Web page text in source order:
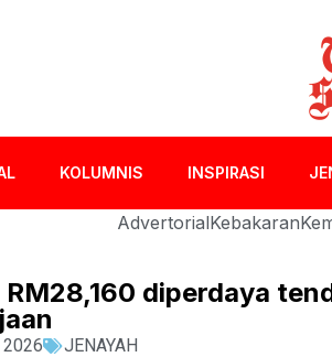
KOLUMNIS INSPIRASI
AdvertorialKebakaran
diperdaya
2026
JENAYAH